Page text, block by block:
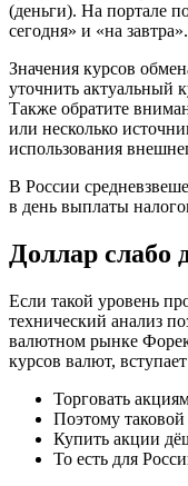
(деньги). На портале
сегодня» и «на завтра».
Значения курсов
уточнить актуальный
Также обратите
или несколько
использования
В России
в день выплаты
Доллар слабо
Если такой уровень
технический анализ
валютном рынке
курсов валют,
Торговать
Поэтому
Купить акции
То есть для